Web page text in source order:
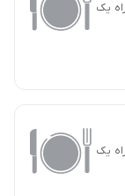
یک
همراه یک